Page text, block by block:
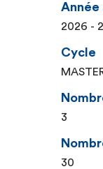
Année
2026 -
Cycle
3
30